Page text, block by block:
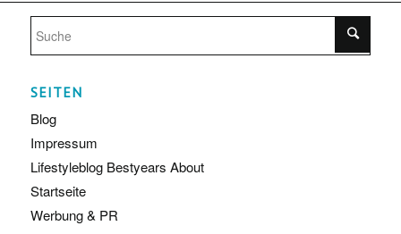
SEITEN
Blog
Impressum
Lifestyleblog Bestyears About
Startseite
Werbung & PR